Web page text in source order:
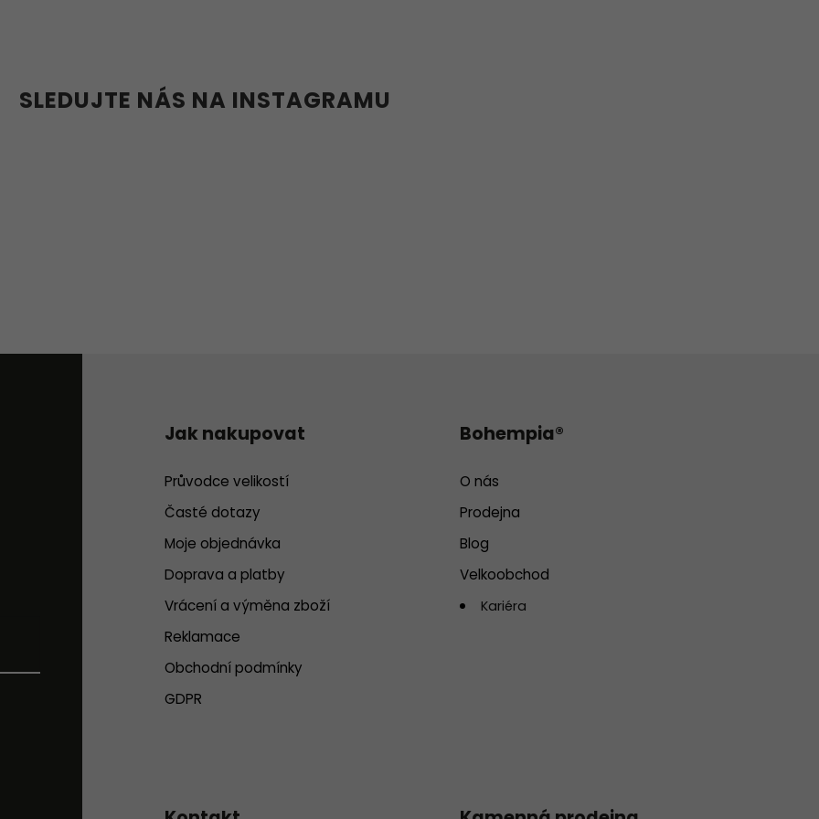
SLEDUJTE NÁS NA INSTAGRAMU
Jak nakupovat
Průvodce velikostí
Časté dotazy
Moje objednávka
Doprava a platby
Vrácení a výměna zboží
Reklamace
Obchodní podmínky
GDPR
Bohempia®
O nás
Prodejna
Blog
Velkoobchod
Kariéra